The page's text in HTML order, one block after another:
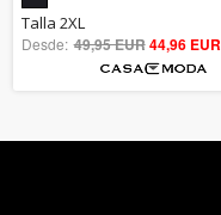
out of 5
Talla 2XL
Desde: 49,95 EUR44,96 EUR